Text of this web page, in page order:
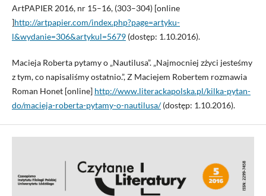
ArtPAPIER 2016, nr 15–16, (303–304) [online
]http://artpapier.com/index.php?page=artyku­
l&wydanie=306&artykul=5679(dostęp: 1.10.2016).
Macieja Roberta pytamy o „Nautilusa”. „Najmocniej zżyci jesteśmy
z tym, co napisaliśmy ostatnio.”, Z Maciejem Robertem rozmawia
Roman Honet [online] http://www.literackapolska.pl/kilka-pytan-
do/macieja-roberta-pyta­my-o-nautilusa/(dostęp: 1.10.2016).